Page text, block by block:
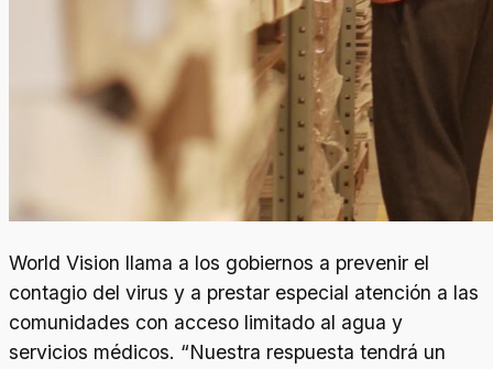
World Vision llama a los gobiernos a prevenir el
contagio del virus y a prestar especial atención a las
comunidades con acceso limitado al agua y
servicios médicos. “Nuestra respuesta tendrá un